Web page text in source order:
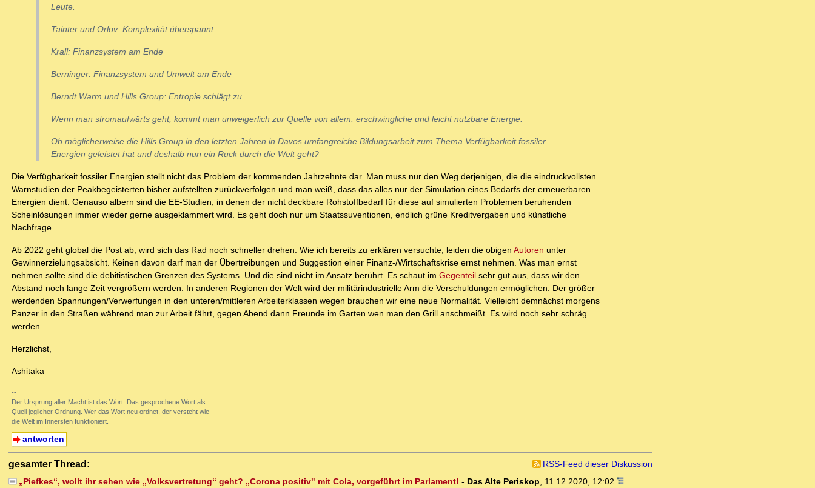
Leute.
Tainter und Orlov: Komplexität überspannt
Krall: Finanzsystem am Ende
Berninger: Finanzsystem und Umwelt am Ende
Berndt Warm und Hills Group: Entropie schlägt zu
Wenn man stromaufwärts geht, kommt man unweigerlich zur Quelle von allem: erschwingliche und leicht nutzbare Energie.
Ob möglicherweise die Hills Group in den letzten Jahren in Davos umfangreiche Bildungsarbeit zum Thema Verfügbarkeit fossiler
Energien geleistet hat und deshalb nun ein Ruck durch die Welt geht?
Die Verfügbarkeit fossiler Energien stellt nicht das Problem der kommenden Jahrzehnte dar. Man muss nur den Weg derjenigen, die die eindruckvollsten
Warnstudien der Peakbegeisterten bisher aufstellten zurückverfolgen und man weiß, dass das alles nur der Simulation eines Bedarfs der erneuerbaren
Energien dient. Genauso albern sind die EE-Studien, in denen der nicht deckbare Rohstoffbedarf für diese auf simulierten Problemen beruhenden
Scheinlösungen immer wieder gerne ausgeklammert wird. Es geht doch nur um Staatssuventionen, endlich grüne Kreditvergaben und künstliche
Nachfrage.
Ab 2022 geht global die Post ab, wird sich das Rad noch schneller drehen. Wie ich bereits zu erklären versuchte, leiden die obigen Autoren unter
Gewinnerzielungsabsicht. Keinen davon darf man der Übertreibungen und Suggestion einer Finanz-/Wirtschaftskrise ernst nehmen. Was man ernst
nehmen sollte sind die debitistischen Grenzen des Systems. Und die sind nicht im Ansatz berührt. Es schaut im Gegenteil sehr gut aus, dass wir den
Abstand noch lange Zeit vergrößern werden. In anderen Regionen der Welt wird der militärindustrielle Arm die Verschuldungen ermöglichen. Der größer
werdenden Spannungen/Verwerfungen in den unteren/mittleren Arbeiterklassen wegen brauchen wir eine neue Normalität. Vielleicht demnächst morgens
Panzer in den Straßen während man zur Arbeit fährt, gegen Abend dann Freunde im Garten wen man den Grill anschmeißt. Es wird noch sehr schräg
werden.
Herzlichst,
Ashitaka
--
Der Ursprung aller Macht ist das Wort. Das gesprochene Wort als
Quell jeglicher Ordnung. Wer das Wort neu ordnet, der versteht wie
die Welt im Innersten funktioniert.
antworten
gesamter Thread:
RSS-Feed dieser Diskussion
„Piefkes“, wollt ihr sehen wie „Volksvertretung“ geht? „Corona positiv" mit Cola, vorgeführt im Parlament! - Das Alte Periskop, 11.12.2020, 12:02